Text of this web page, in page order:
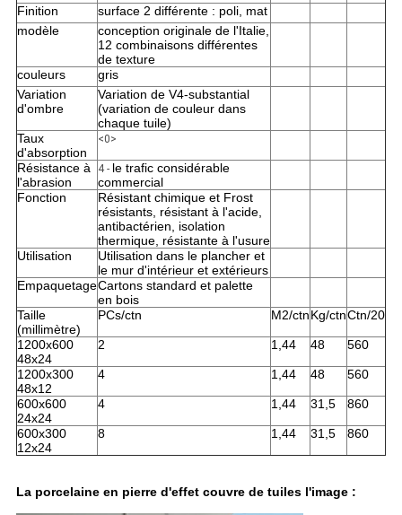
Finition
surface 2 différente : poli, mat
modèle
conception originale de l'Italie,
12 combinaisons différentes
de texture
couleurs
gris
Variation
d'ombre
Variation de V4-substantial
(variation de couleur dans
chaque tuile)
Taux
d'absorption
<0>
Résistance à
l'abrasion
4 - le trafic considérable
commercial
Fonction
Résistant chimique et Frost
résistants, résistant à l'acide,
antibactérien, isolation
thermique, résistante à l'usure
Utilisation
Utilisation dans le plancher et
le mur d'intérieur et extérieurs
EmpaquetageCartons standard et palette
en bois
Taille
(millimètre)
PCs/ctn M2/ctnKg/ctnCtn/20
1200x600
48x24
2 1,44 48 560
1200x300
48x12
4 1,44 48 560
600x600
24x24
4 1,44 31,5 860
600x300
12x24
8 1,44 31,5 860
La porcelaine en pierre d'effet couvre de tuiles l'image :